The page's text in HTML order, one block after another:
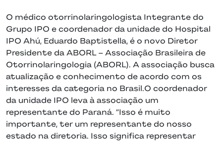
O médico otorrinolaringologista Integrante do
Grupo IPO e coordenador da unidade do Hospital
IPO Ahú, Eduardo Baptistella, é o novo Diretor
Presidente da ABORL – Associação Brasileira de
Otorrinolaringologia (ABORL). A associação busca
atualização e conhecimento de acordo com os
interesses da categoria no Brasil.O coordenador
da unidade IPO leva à associação um
representante do Paraná. “Isso é muito
importante, ter um representante do nosso
estado na diretoria. Isso significa representar